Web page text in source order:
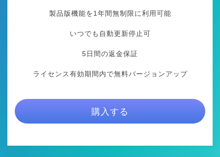
製品版機能を1年間無制限に利用可能
いつでも自動更新停止可
5日間の返金保証
ライセンス有効期間内で無料バージョンアップ
購入する